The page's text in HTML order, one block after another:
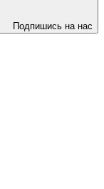
Подпишись на нас